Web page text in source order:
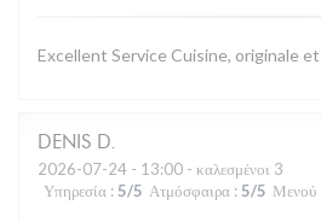
Excellent Service Cuisine, originale
DENIS D
2026-07-24 - 13:00 - καλεσμένοι 3
Υπηρεσία : 5/5 Ατμόσφαιρα : 5/5 Μενού